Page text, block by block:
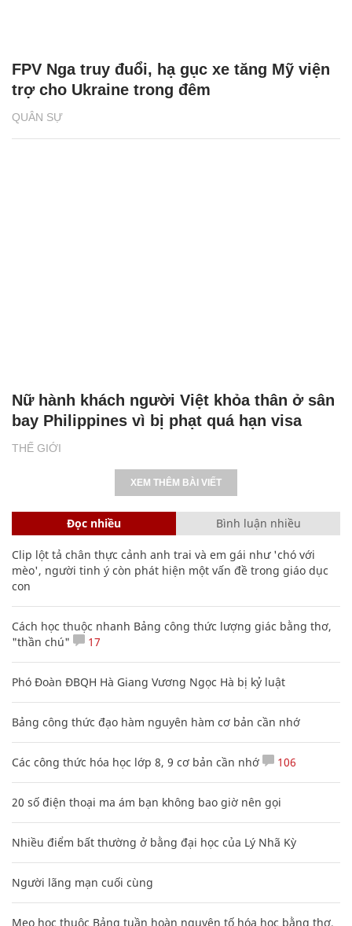
QUÂN SỰ
FPV Nga truy đuổi, hạ gục xe tăng Mỹ viện
trợ cho Ukraine trong đêm
THẾ GIỚI
Nữ hành khách người Việt khỏa thân ở sân
bay Philippines vì bị phạt quá hạn visa
XEM THÊM BÀI VIẾT
Đọc nhiều Bình luận nhiều
Clip lột tả chân thực cảnh anh trai và em gái như 'chó với
mèo', người tinh ý còn phát hiện một vấn đề trong giáo dục
con
Cách học thuộc nhanh Bảng công thức lượng giác bằng thơ,
"thần chú"
17
Phó Đoàn ĐBQH Hà Giang Vương Ngọc Hà bị kỷ luật
Bảng công thức đạo hàm nguyên hàm cơ bản cần nhớ
Các công thức hóa học lớp 8, 9 cơ bản cần nhớ 106
20 số điện thoại ma ám bạn không bao giờ nên gọi
Nhiều điểm bất thường ở bằng đại học của Lý Nhã Kỳ
Người lãng mạn cuối cùng
Mẹo học thuộc Bảng tuần hoàn nguyên tố hóa học bằng thơ,